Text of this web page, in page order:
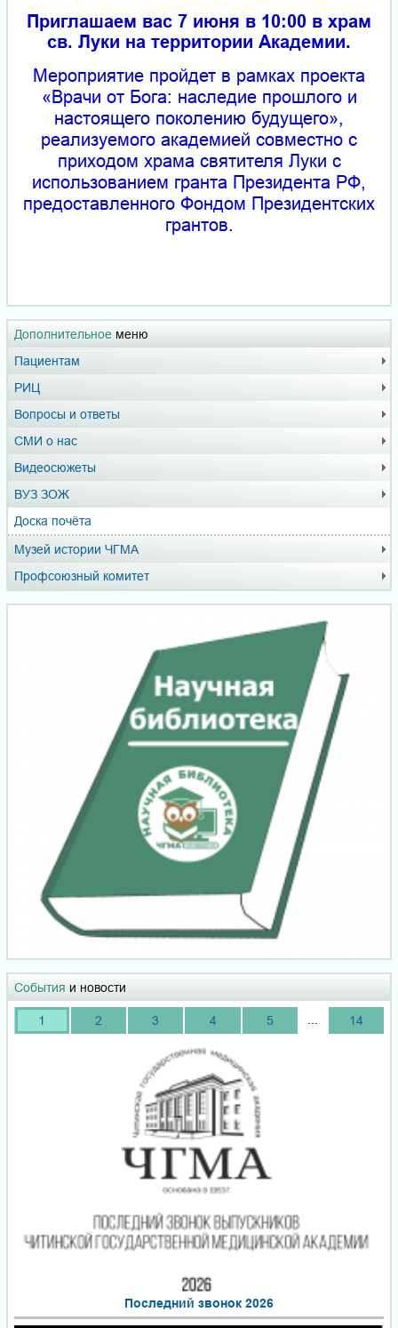
Дополнительное меню
Пациентам
РИЦ
Вопросы и ответы
СМИ о нас
Видеосюжеты
ВУЗ ЗОЖ
Доска почёта
Музей истории ЧГМА
Профсоюзный комитет
События и новости
1 2 3 4 5 14
Последний звонок 2026
Приглашаем вас 7 июня в 10:00 в храм
св. Луки на территории Академии.
Мероприятие пройдет в рамках проекта
«Врачи от Бога: наследие прошлого и
настоящего поколению будущего»,
реализуемого академией совместно с
приходом храма святителя Луки с
использованием гранта Президента РФ,
предоставленного Фондом Президентских
грантов.